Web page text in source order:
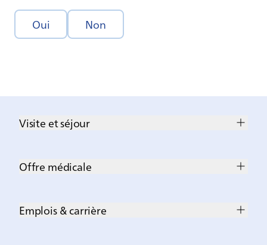
Oui Non
Visite et séjour
Offre médicale
Emplois & carrière